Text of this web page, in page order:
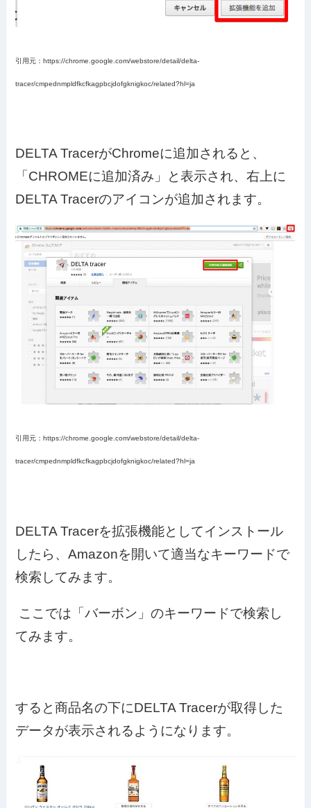
引用元：https://chrome.google.com/webstore/detail/delta-
tracer/cmpednmpldfkcfkagpbcjdofgknigkoc/related?hl=ja
DELTA TracerがChromeに追加されると、
「CHROMEに追加済み」と表示され、右上に
DELTA Tracerのアイコンが追加されます。
引用元：https://chrome.google.com/webstore/detail/delta-
tracer/cmpednmpldfkcfkagpbcjdofgknigkoc/related?hl=ja
DELTA Tracerを拡張機能としてインストール
したら、Amazonを開いて適当なキーワードで
検索してみます。
ここでは「バーボン」のキーワードで検索し
てみます。
すると商品名の下にDELTA Tracerが取得した
データが表示されるようになります。